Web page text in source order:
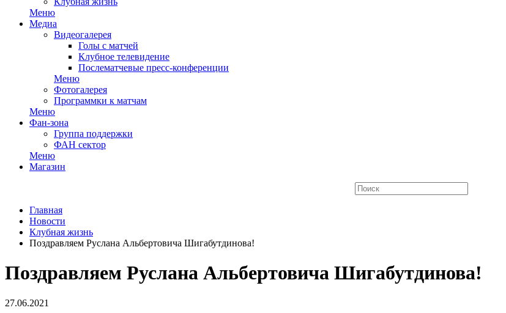
Меню
Медиа
Видеогалерея
Голы с матчей
Клубное телевидение
Послематчевые пресс-конференции
Меню
Фотогалерея
Программки к матчам
Меню
Фан-зона
Группа поддержки
ФАН сектор
Меню
Магазин
Главная
Новости
Клубная жизнь
Поздравляем Руслана Альбертовича Шигабутдинова!
Поздравляем Руслана Альбертовича Шигабутдинова!
27.06.2021